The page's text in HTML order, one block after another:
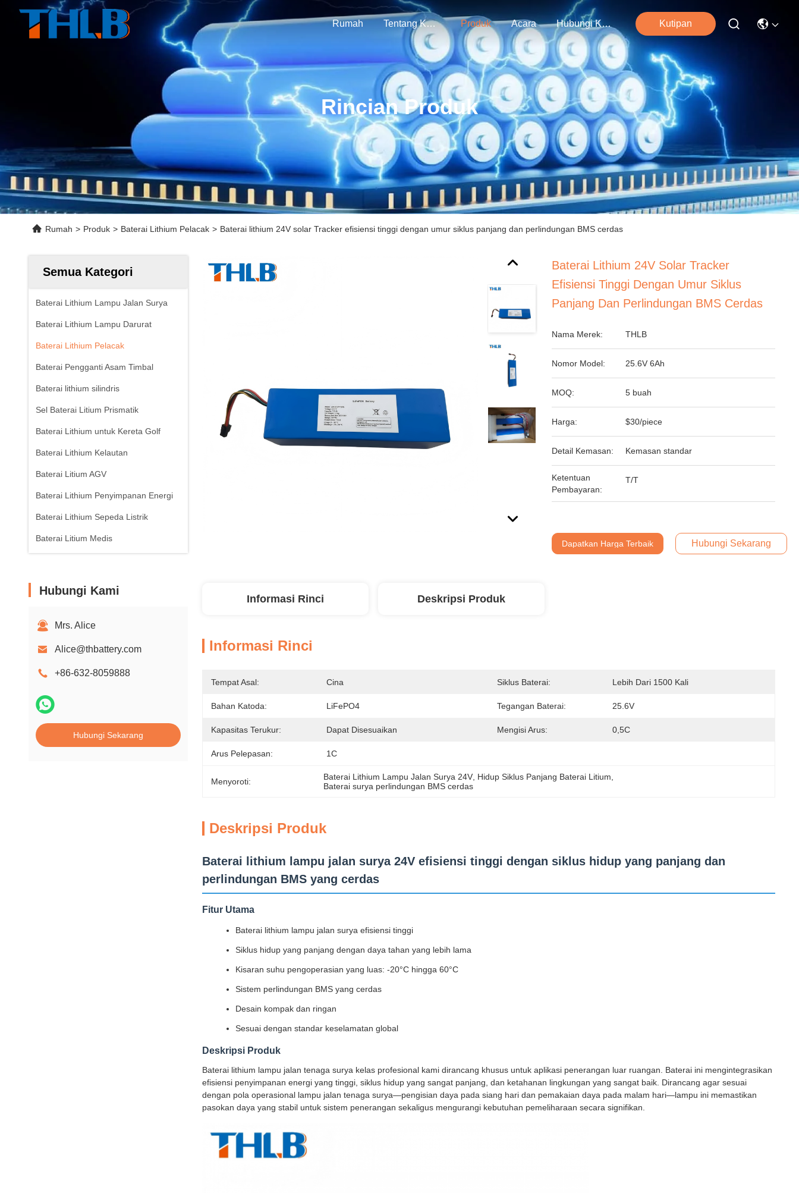
Rumah Tentang Kami Produk Acara Hubungi Kami Kutipan
Rincian Produk
Rumah > Produk > Baterai Lithium Pelacak > Baterai lithium 24V solar Tracker efisiensi tinggi dengan umur siklus panjang dan perlindungan BMS cerdas
Semua Kategori
Baterai Lithium Lampu Jalan Surya
Baterai Lithium Lampu Darurat
Baterai Lithium Pelacak
Baterai Pengganti Asam Timbal
Baterai lithium silindris
Sel Baterai Litium Prismatik
Baterai Lithium untuk Kereta Golf
Baterai Lithium Kelautan
Baterai Litium AGV
Baterai Lithium Penyimpanan Energi
Baterai Lithium Sepeda Listrik
Baterai Litium Medis
Hubungi Kami
Mrs. Alice
Alice@thbattery.com
+86-632-8059888
Hubungi Sekarang
Baterai Lithium 24V Solar Tracker
Efisiensi Tinggi Dengan Umur Siklus
Panjang Dan Perlindungan BMS Cerdas
Nama Merek: THLB
Nomor Model: 25.6V 6Ah
MOQ: 5 buah
Harga: $30/piece
Detail Kemasan: Kemasan standar
Ketentuan
Pembayaran:
T/T
Dapatkan Harga Terbaik Hubungi Sekarang
Informasi Rinci Deskripsi Produk
Informasi Rinci
Tempat Asal: Cina Siklus Baterai: Lebih Dari 1500 Kali
Bahan Katoda: LiFePO4 Tegangan Baterai: 25.6V
Kapasitas Terukur: Dapat Disesuaikan Mengisi Arus: 0,5C
Arus Pelepasan: 1C
Menyoroti: Baterai Lithium Lampu Jalan Surya 24V, Hidup Siklus Panjang Baterai Litium
Baterai surya perlindungan BMS cerdas
Deskripsi Produk
Baterai lithium lampu jalan surya 24V efisiensi tinggi dengan siklus hidup yang panjang dan
perlindungan BMS yang cerdas
Fitur Utama
Baterai lithium lampu jalan surya efisiensi tinggi
Siklus hidup yang panjang dengan daya tahan yang lebih lama
Kisaran suhu pengoperasian yang luas: -20°C hingga 60°C
Sistem perlindungan BMS yang cerdas
Desain kompak dan ringan
Sesuai dengan standar keselamatan global
Deskripsi Produk
Baterai lithium lampu jalan tenaga surya kelas profesional kami dirancang khusus untuk aplikasi penerangan luar ruangan. Baterai ini mengintegrasikan
efisiensi penyimpanan energi yang tinggi, siklus hidup yang sangat panjang, dan ketahanan lingkungan yang sangat baik. Dirancang agar sesuai
dengan pola operasional lampu jalan tenaga surya—pengisian daya pada siang hari dan pemakaian daya pada malam hari—lampu ini memastikan
pasokan daya yang stabil untuk sistem penerangan sekaligus mengurangi kebutuhan pemeliharaan secara signifikan.